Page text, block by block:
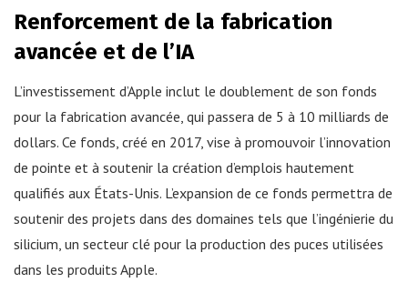
Renforcement de la fabrication
avancée et de l’IA
L’investissement d’Apple inclut le doublement de son fonds
pour la fabrication avancée, qui passera de 5 à 10 milliards de
dollars. Ce fonds, créé en 2017, vise à promouvoir l’innovation
de pointe et à soutenir la création d’emplois hautement
qualifiés aux États-Unis. L’expansion de ce fonds permettra de
soutenir des projets dans des domaines tels que l’ingénierie du
silicium, un secteur clé pour la production des puces utilisées
dans les produits Apple.